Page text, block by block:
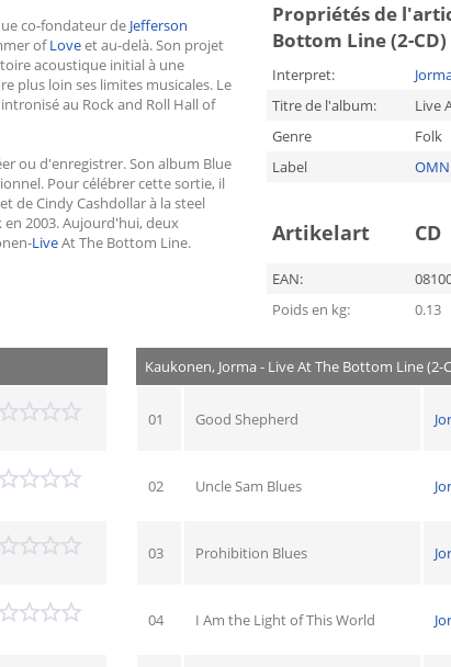
co-fondateur de Jefferson
ofLoveet au-delà. Son projet
acoustique initial à une
plus loin ses limites musicales. Le
au Rock and Roll Hall of
ou d'enregistrer. Son album Blue
Pour célébrer cette sortie, il
de Cindy Cashdollar à la steel
2003. Aujourd'hui, deux
LiveAt The Bottom Line.
Propriétés de
Bottom Line (2-CD)
Interpret:
Titre de l'album:
Live
Genre
Folk
Label
Artikelart CD
EAN:
Poids en kg:
0.13
Kaukonen, Jorma - Live At The Bottom Line (2-
01 Good Shepherd
02 Uncle Sam Blues
03 Prohibition Blues
04 I Am the Light of This World